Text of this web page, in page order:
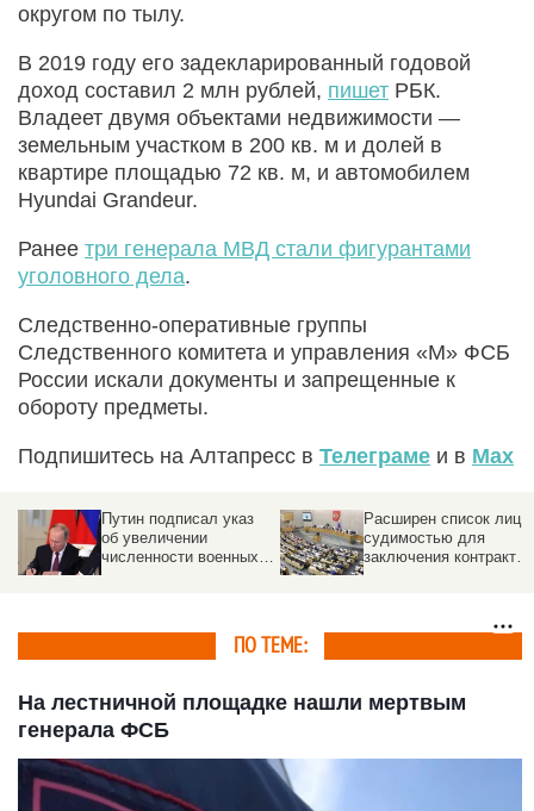
округом по тылу.
В 2019 году его задекларированный годовой
доход составил 2 млн рублей, пишет РБК.
Владеет двумя объектами недвижимости —
земельным участком в 200 кв. м и долей в
квартире площадью 72 кв. м, и автомобилем
Hyundai Grandeur.
Ранее три генерала МВД стали фигурантами
уголовного дела.
Следственно-оперативные группы
Следственного комитета и управления «М» ФСБ
России искали документы и запрещенные к
обороту предметы.
Подпишитесь на Алтапресс в Телеграме и в Max
Путин подписал указ
об увеличении
численности военных в
Расширен список лиц с
судимостью для
заключения контрактов
ПО ТЕМЕ:
На лестничной площадке нашли мертвым
генерала ФСБ